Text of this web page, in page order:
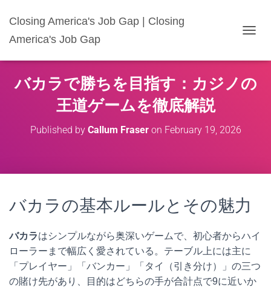
Closing America's Job Gap | Closing
America's Job Gap
G
L
O
N
バカラで勝ちを目指す：カジノの
王道ゲームを徹底解説
Published by Callum Fraseron February 19, 2026
バカラの基本ルールとその魅力
バカラはシンプルながら奥深いゲームで、初心者からハイ
ローラーまで幅広く愛されている。テーブル上には主に
「プレイヤー」「バンカー」「タイ（引き分け）」の三つ
の賭け先があり、目的はどちらの手が合計点で9に近いか